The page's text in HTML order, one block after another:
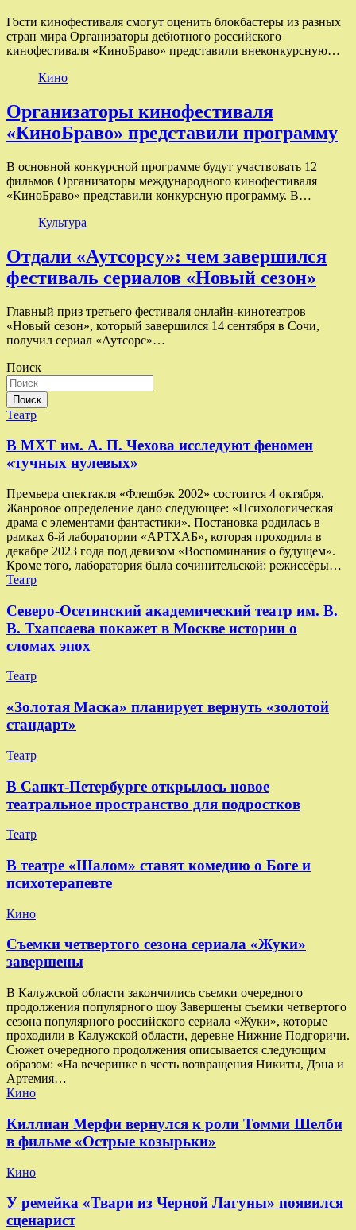
Гости кинофестиваля смогут оценить блокбастеры из разных
стран мира Организаторы дебютного российского
кинофестиваля «КиноБраво» представили внеконкурсную…
Кино
Организаторы кинофестиваля
«КиноБраво» представили программу
В основной конкурсной программе будут участвовать 12
фильмов Организаторы международного кинофестиваля
«КиноБраво» представили конкурсную программу. В…
Культура
Отдали «Аутсорсу»: чем завершился
фестиваль сериалов «Новый сезон»
Главный приз третьего фестиваля онлайн-кинотеатров
«Новый сезон», который завершился 14 сентября в Сочи,
получил сериал «Аутсорс»…
Поиск
Поиск
Театр
В МХТ им. А. П. Чехова исследуют феномен
«тучных нулевых»
Премьера спектакля «Флешбэк 2002» состоится 4 октября.
Жанровое определение дано следующее: «Психологическая
драма с элементами фантастики». Постановка родилась в
рамках 6-й лаборатории «АРТХАБ», которая проходила в
декабре 2023 года под девизом «Воспоминания о будущем».
Кроме того, лаборатория была сочинительской: режиссёры…
Театр
Северо-Осетинский академический театр им. В.
В. Тхапсаева покажет в Москве истории о
сломах эпох
Театр
«Золотая Маска» планирует вернуть «золотой
стандарт»
Театр
В Санкт-Петербурге открылось новое
театральное пространство для подростков
Театр
В театре «Шалом» ставят комедию о Боге и
психотерапевте
Кино
Съемки четвертого сезона сериала «Жуки»
завершены
В Калужской области закончились съемки очередного
продолжения популярного шоу Завершены съемки четвертого
сезона популярного российского сериала «Жуки», которые
проходили в Калужской области, деревне Нижние Подгоричи.
Сюжет очередного продолжения описывается следующим
образом: «На вечеринке в честь возвращения Никиты, Дэна и
Артемия…
Кино
Киллиан Мерфи вернулся к роли Томми Шелби
в фильме «Острые козырьки»
Кино
У ремейка «Твари из Черной Лагуны» появился
сценарист